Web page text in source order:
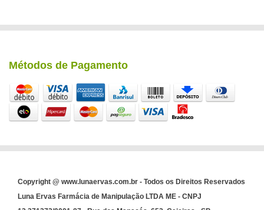
Métodos de Pagamento
Copyright @ www.lunaervas.com.br - Todos os Direitos Reservados
Luna Ervas Farmácia de Manipulação LTDA ME - CNPJ